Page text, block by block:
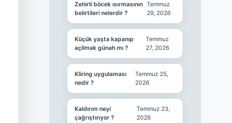
Zehirli böcek ısırmasının
belirtileri nelerdir ?
Temmuz
29, 2026
Küçük yaşta kapanıp
açilmak günah mı ?
Temmuz
27, 2026
Kliring uygulaması
nedir ?
Temmuz 25,
2026
Kaldırım neyi
çağrıştırıyor ?
Temmuz 23,
2026